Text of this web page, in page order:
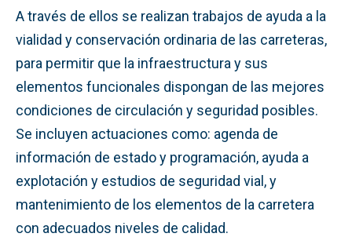
A través de ellos se realizan trabajos de ayuda a la
vialidad y conservación ordinaria de las carreteras,
para permitir que la infraestructura y sus
elementos funcionales dispongan de las mejores
condiciones de circulación y seguridad posibles.
Se incluyen actuaciones como: agenda de
información de estado y programación, ayuda a
explotación y estudios de seguridad vial, y
mantenimiento de los elementos de la carretera
con adecuados niveles de calidad.